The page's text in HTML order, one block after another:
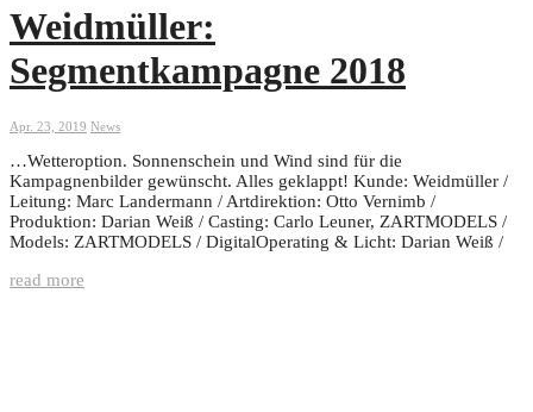
Weidmüller:
Segmentkampagne 2018
Apr. 23, 2019 News
…Wetteroption. Sonnenschein und Wind sind für die
Kampagnenbilder gewünscht. Alles geklappt! Kunde: Weidmüller /
Leitung: Marc Landermann / Artdirektion: Otto Vernimb /
Produktion: Darian Weiß / Casting: Carlo Leuner, ZARTMODELS /
Models: ZARTMODELS / DigitalOperating & Licht: Darian Weiß /
read more